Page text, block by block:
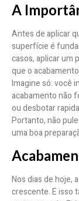
A
Antes de aplicar
superfície é
casos, aplicar um
que o
Imagine só: você
acabamento não
ou desbotar
Portanto, não
uma boa
Nos dias de hoje,
crescente. E isso